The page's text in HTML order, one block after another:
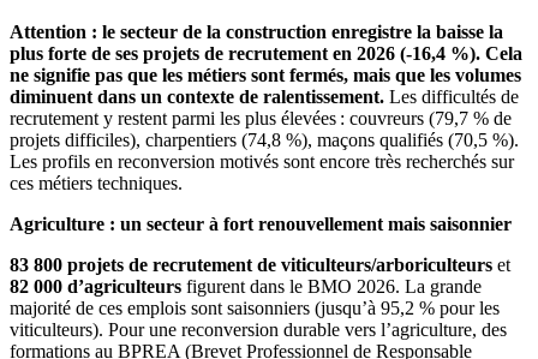
Attention : le secteur de la construction enregistre la baisse la
plus forte de ses projets de recrutement en 2026 (-16,4 %). Cela
ne signifie pas que les métiers sont fermés, mais que les volumes
diminuent dans un contexte de ralentissement. Les difficultés de
recrutement y restent parmi les plus élevées : couvreurs (79,7 % de
projets difficiles), charpentiers (74,8 %), maçons qualifiés (70,5 %).
Les profils en reconversion motivés sont encore très recherchés sur
ces métiers techniques.
Agriculture : un secteur à fort renouvellement mais saisonnier
83 800 projets de recrutement de viticulteurs/arboriculteurs et
82 000 d’agriculteurs figurent dans le BMO 2026. La grande
majorité de ces emplois sont saisonniers (jusqu’à 95,2 % pour les
viticulteurs). Pour une reconversion durable vers l’agriculture, des
formations au BPREA (Brevet Professionnel de Responsable